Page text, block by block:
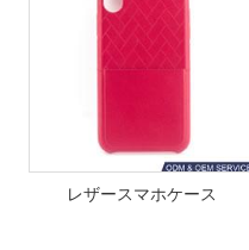
レザースマホケース